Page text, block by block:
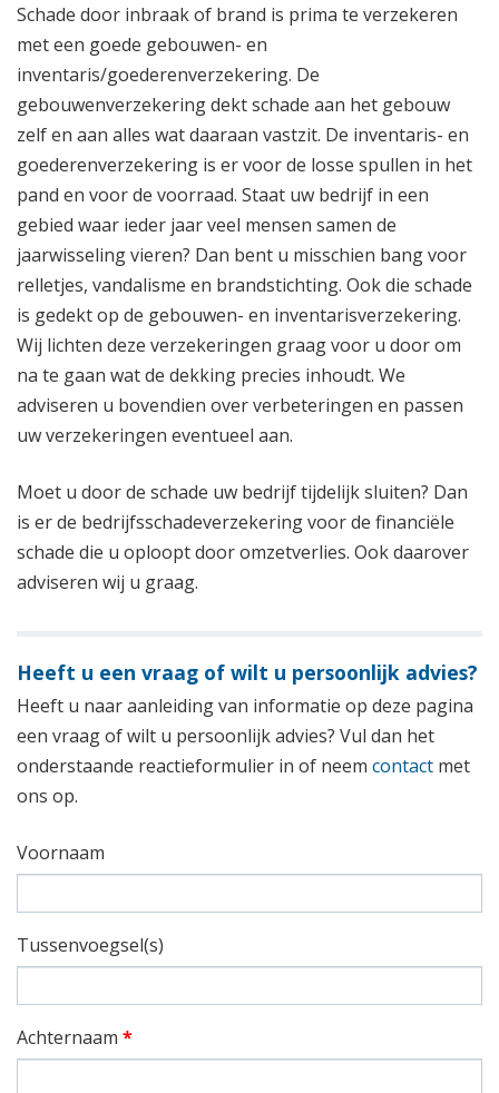
Schade door inbraak of brand is prima te verzekeren
met een goede gebouwen- en
inventaris/goederenverzekering. De
gebouwenverzekering dekt schade aan het gebouw
zelf en aan alles wat daaraan vastzit. De inventaris- en
goederenverzekering is er voor de losse spullen in het
pand en voor de voorraad. Staat uw bedrijf in een
gebied waar ieder jaar veel mensen samen de
jaarwisseling vieren? Dan bent u misschien bang voor
relletjes, vandalisme en brandstichting. Ook die schade
is gedekt op de gebouwen- en inventarisverzekering.
Wij lichten deze verzekeringen graag voor u door om
na te gaan wat de dekking precies inhoudt. We
adviseren u bovendien over verbeteringen en passen
uw verzekeringen eventueel aan.
Moet u door de schade uw bedrijf tijdelijk sluiten? Dan
is er de bedrijfsschadeverzekering voor de financiële
schade die u oploopt door omzetverlies. Ook daarover
adviseren wij u graag.
Heeft u een vraag of wilt u persoonlijk advies?
Heeft u naar aanleiding van informatie op deze pagina
een vraag of wilt u persoonlijk advies? Vul dan het
onderstaande reactieformulier in of neem contact met
ons op.
Voornaam
Tussenvoegsel(s)
Achternaam *